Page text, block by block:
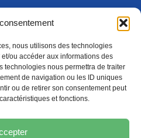
nous utilisons des technologies
ou accéder aux informations des
technologies nous permettra de traiter
de navigation ou les ID uniques
ou de retirer son consentement peut
et fonctions.
Cedex 15
fenêtre)